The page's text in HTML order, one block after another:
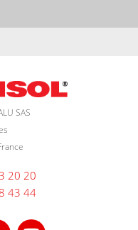
SAS
20 20
43 44